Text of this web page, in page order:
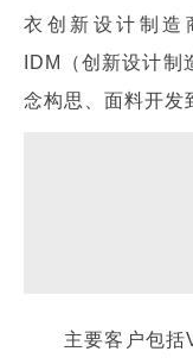
衣创新设计制造
IDM（创新设计
念构思、面料开发
主要客户包